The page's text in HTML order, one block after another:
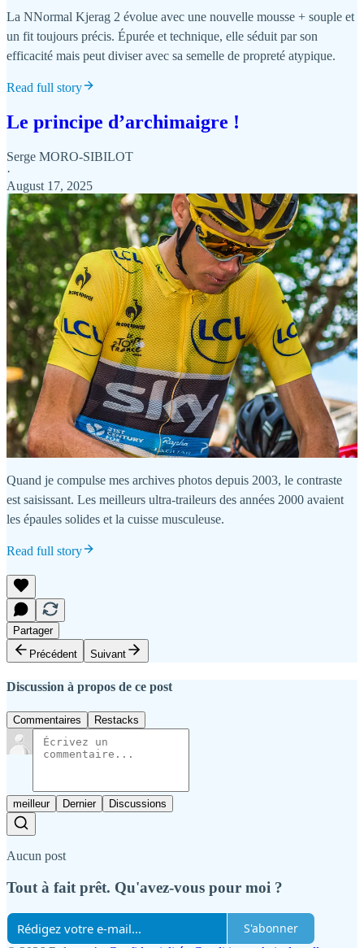
La NNormal Kjerag 2 évolue avec une nouvelle mousse + souple et
un fit toujours précis. Épurée et technique, elle séduit par son
efficacité mais peut diviser avec sa semelle de propreté atypique.
Read full story
Le principe d’archimaigre !
Serge MORO-SIBILOT
·
August 17, 2025
Quand je compulse mes archives photos depuis 2003, le contraste
est saisissant. Les meilleurs ultra-traileurs des années 2000 avaient
les épaules solides et la cuisse musculeuse.
Read full story
Partager
Précédent
Suivant
Discussion à propos de ce post
Commentaires Restacks
meilleur Dernier Discussions
Aucun post
Tout à fait prêt. Qu'avez-vous pour moi ?
S'abonner